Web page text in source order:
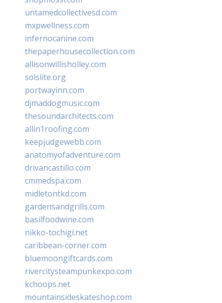
untamedcollectivesd.com
mxpwellness.com
infernocanine.com
thepaperhousecollection.com
allisonwillisholley.com
solslite.org
portwayinn.com
djmaddogmusic.com
thesoundarchitects.com
allin1roofing.com
keepjudgewebb.com
anatomyofadventure.com
drivancastillo.com
cmmedspa.com
midletontkd.com
gardensandgrills.com
basilfoodwine.com
nikko-tochigi.net
caribbean-corner.com
bluemoongiftcards.com
rivercitysteampunkexpo.com
kchoops.net
mountainsideskateshop.com